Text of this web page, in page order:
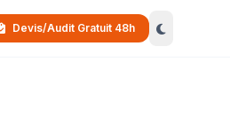
Devis/Audit Gratuit 48h